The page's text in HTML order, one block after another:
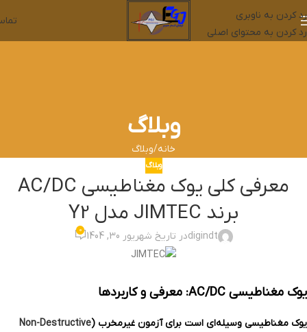
رد کردن به ناوبری
رد کردن به محتوای اصلی
وبلاگ
خانه وبلاگ
وبلاگ
معرفی کلی یوک مغناطیسی AC/DC
برند JIMTEC مدل Y2
digindtدر تاریخ شهریور 30, 1404 0
یوک مغناطیسی AC/DC: معرفی و کاربردها
یوک مغناطیسی وسیله‌ای است برای آزمون غیرمخرب (Non-Destructive